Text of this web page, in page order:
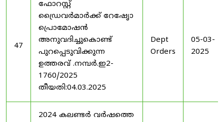
47
ഫോറസ്റ്റ്
ഡ്രൈവർമാർക്ക് റേഷേൃാ
പ്രൊമോഷൻ
അനുവദിച്ചുകൊണ്ട്
പുറപ്പെടുവിക്കുന്ന
ഉത്തരവ് .നമ്പർ.ഇ2-
1760/2025
തീയതി:04.03.2025
Dept
Orders
05-03-
2025
2024 കലണ്ടർ വർഷത്തെ